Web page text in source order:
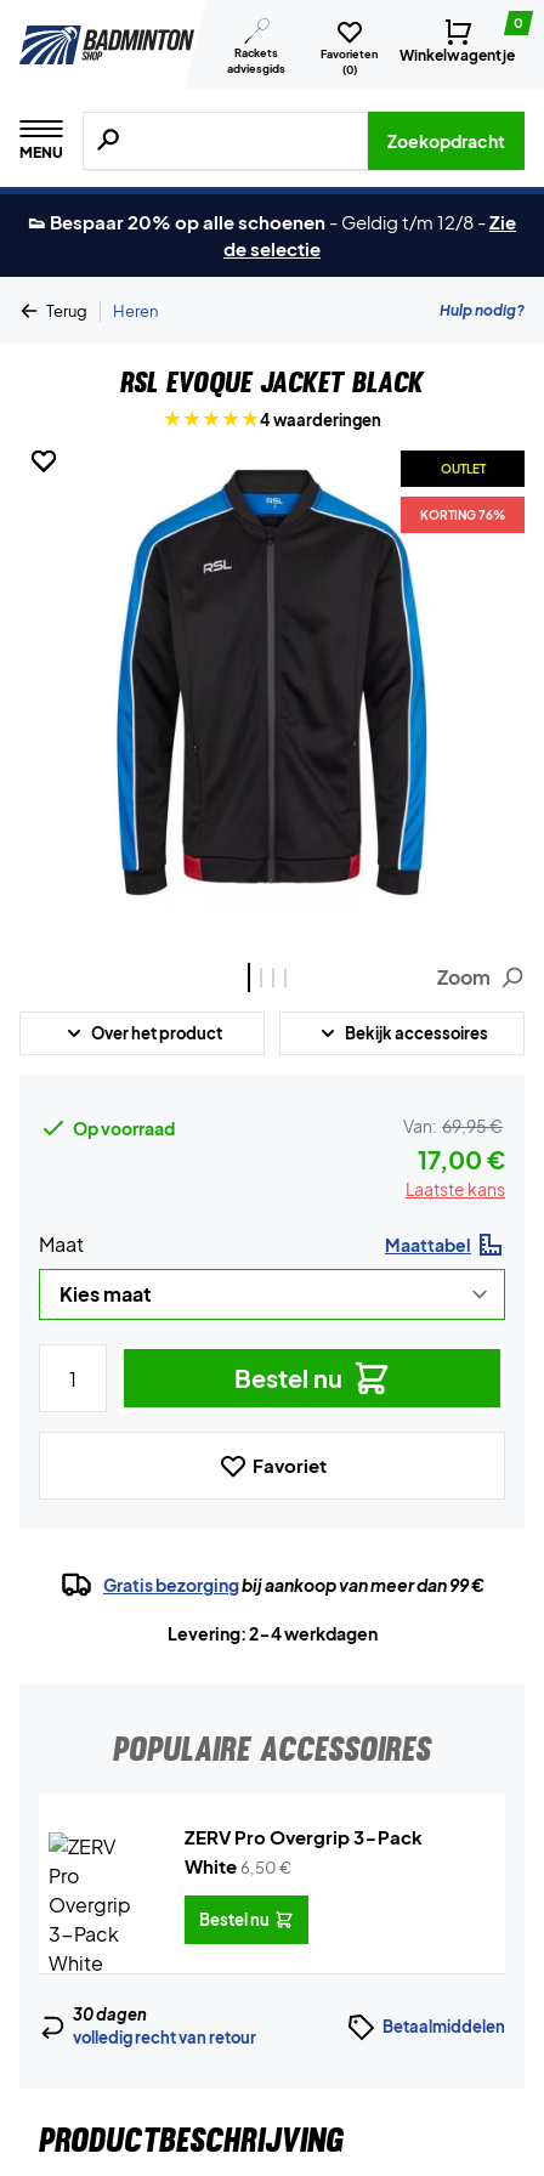
Rackets
adviesgids
Favorieten
(0)
0
Winkelwagentje
MENU
Zoeken naar producten, merken etc.
Zoekopdracht
👟 Bespaar 20% op alle schoenen - Geldig t/m 12/8 -Zie
de selectie
Terug | Heren Hulp nodig?
RSL Evoque Jacket Black
4 waarderingen
OUTLET
KORTING 76%
OUTLET
KORTING 76%
OUTLET
KORTING 76%
OUTLET
KORTING 76%
Zoom
Over het product Bekijk accessoires
Op voorraad Van: 69,95 €
17,00 €
Laatste kans
Maat Maattabel
Bestel nu
Favoriet
Gratis bezorgingbij aankoop van meer dan 99 €
Levering: 2-4 werkdagen
POPULAIRE ACCESSOIRES
ZERV Pro Overgrip 3-Pack
White6,50€
Bestel nu
30 dagen
volledig recht van retour
Betaalmiddelen
PRODUCTBESCHRIJVING